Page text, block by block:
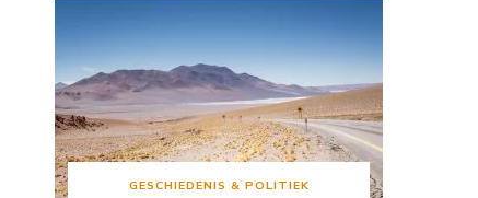
GESCHIEDENIS & POLITIEK